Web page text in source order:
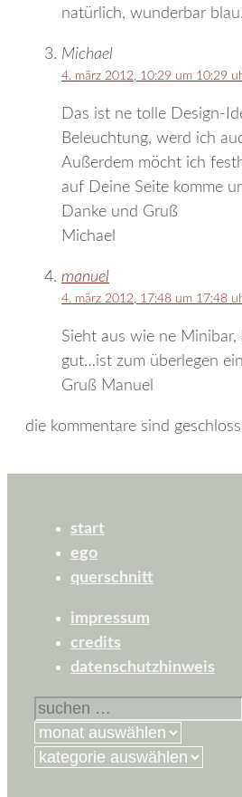
natürlich, wunderbar blau.
Michael
4. märz 2012, 10:29 um 10:29
Das ist ne tolle Design-
Beleuchtung, werd ich
Außerdem möcht ich
auf Deine Seite komme
Danke und Gruß
Michael
manuel
4. märz 2012, 17:48 um 17:48
Sieht aus wie ne
gut…ist zum überlegen
Gruß Manuel
die kommentare sind
start
ego
querschnitt
impressum
credits
datenschutzhinweis
suchen
nach:
kategorien